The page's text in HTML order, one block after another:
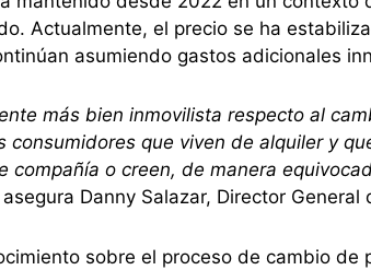
Actualmente, el precio se ha
asumiendo gastos adicionales
más bien inmovilista respecto al
consumidores que viven de alquiler y
compañía o creen, de manera
asegura Danny Salazar, Director General
sobre el proceso de cambio